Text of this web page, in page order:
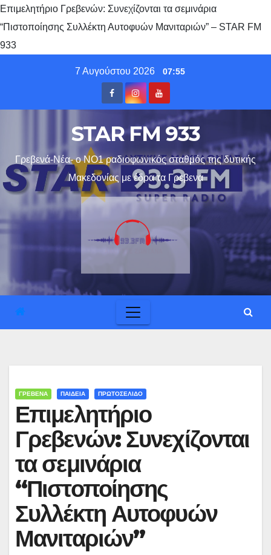
Επιμελητήριο Γρεβενών: Συνεχίζονται τα σεμινάρια
“Πιστοποίησης Συλλέκτη Αυτοφυών Μανιταριών” – STAR FM
933
7 Αυγούστου 2026 07:55
STAR FM 933
Γρεβενά-Νέα- ο ΝΟ1 ραδιοφωνικός σταθμός της δυτικής
Μακεδονίας με έδρα τα Γρεβενα
ΓΡΕΒΕΝΑ ΠΑΙΔΕΙΑ ΠΡΩΤΟΣΕΛΙΔΟ
Επιμελητήριο
Γρεβενών: Συνεχίζονται
τα σεμινάρια
“Πιστοποίησης
Συλλέκτη Αυτοφυών
Μανιταριών”